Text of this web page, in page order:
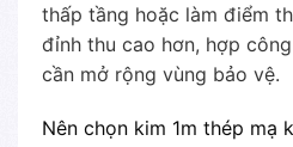
thấp tầng hoặc làm điểm
đỉnh thu cao hơn, hợp
cần mở rộng vùng bảo vệ.
Nên chọn kim 1m thép mạ